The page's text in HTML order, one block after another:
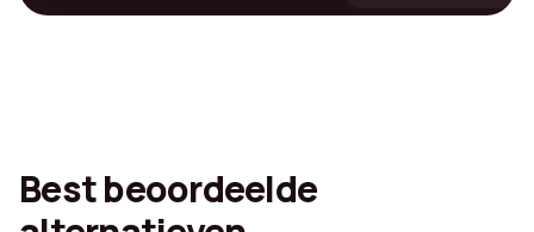
Best beoordeelde